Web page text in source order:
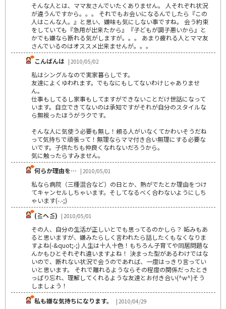
そんな人とは、ママ友さんでいたくありません。 人それぞれ状況
が違うんですから。。。 それでもお会いになるんでしたら『この
人はこんな人。』と思い、嫌味も気にしない事ですね。 会う約束
をしていても『急用が出来たから』『子どもが調子悪いから』と
かでも嫌なら断れる気がしますが。。。 あまり疲れる人とママ友
さんでいるのはオススメ出来ませんが。。。
こんばんは | 2010/05/02
私はシングルなので実家暮らしです。
友達によくゆわれます。でもなにもしてないわけじゃありませ
ん。
仕事もしてるし家事もしてますができないことだけ世話になって
います。自立できてないのは承知ですがそれが自分のスタイルな
ら無視ったほうがラクです。
そんな人に気使う必要も無し！頼る人がいなくてかわいそうだね
って気持ちで頑張って！無理ならママ付き合い無理にする必要な
いです。子供たちも仲良くなれないだろうから。
気に触ったらすみません。
何らか理由を… | 2010/05/01
私なら病院（三種混合など）の日とか、熱がでたとか理由をつけ
てキャンセルしちゃいます。そしてなるべく合わないようにしち
ゃいます(-.-;)
(≧ヘ≦) | 2010/05/01
その人、自分の生活が正しいとでも思ってるのかしら？ 妬みもあ
ると思いますが、嫌みたらしく言われたら話したくもなくなりま
すよね(-&quot;-;) 人生は十人十色！もちろん子育てや同居問題な
んかもひとそれぞれ違いますよね！ 決まった型があるわけではな
いので、断れない状況で会うのであれば、一度はっきり言ってい
いと思います。 それで離れるようならその程度の関係だったとき
っぱり忘れ、理解してくれるような友達とお付き合い(^w^)そう
しましょう！
私も嫌な気持ちになります。
| 2010/04/29